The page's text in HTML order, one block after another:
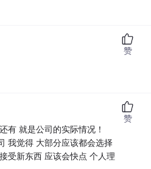
赞
有 就是公司的实际情况！
我觉得 大部分应该都会选择
受新东西 应该会快点 个人理
赞